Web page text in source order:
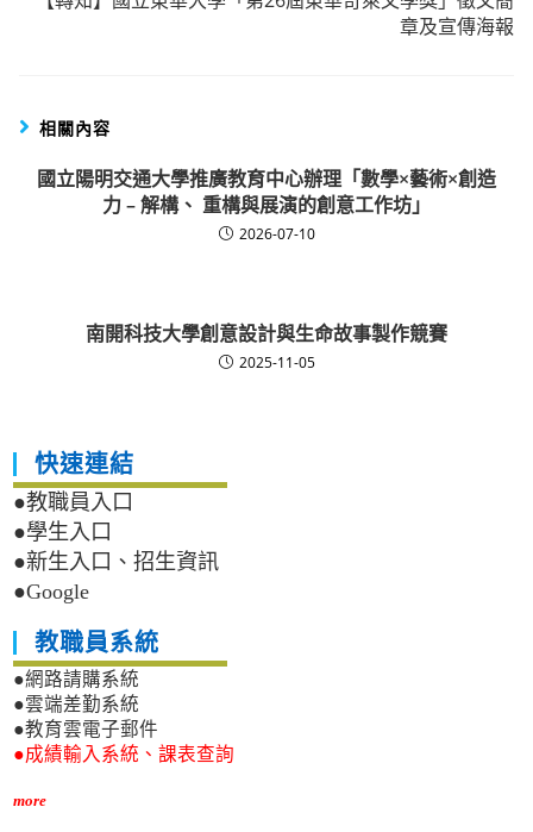
章及宣傳海報
相關內容
國立陽明交通大學推廣教育中心辦理「數學×藝術×創造
力 – 解構、 重構與展演的創意工作坊」
2026-07-10
南開科技大學創意設計與生命故事製作競賽
2025-11-05
快速連結
●教職員入口
●學生入口
●新生入口、招生資訊
●Google
教職員系統
●網路請購系統
●雲端差勤系統
●教育雲電子郵件
●成績輸入系統、課表查詢
more